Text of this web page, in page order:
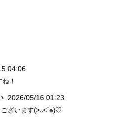
04:06
！
2026/05/16 01:23
ざいます(>᎑<`๑)♡